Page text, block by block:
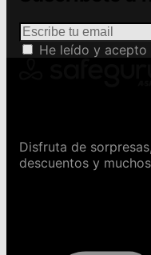
He leído y acepto
Disfruta de
descuentos y